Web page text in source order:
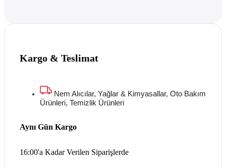
Kargo & Teslimat
Nem Alıcılar, Yağlar & Kimyasallar, Oto Bakım
Ürünleri, Temizlik Ürünleri
16:00'a Kadar Verilen Siparişlerde
Aynı Gün Kargo